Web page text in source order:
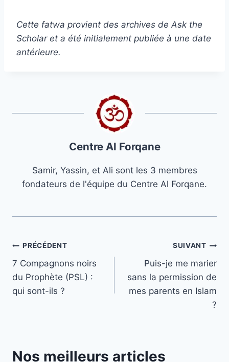
Cette fatwa provient des archives de Ask the
Scholar et a été initialement publiée à une date
antérieure.
Centre Al Forqane
Samir, Yassin, et Ali sont les 3 membres
fondateurs de l'équipe du Centre Al Forqane.
Navigation
de
l’article
PRÉCÉDENT
7 Compagnons noirs
du Prophète (PSL) :
qui sont-ils ?
SUIVANT
Puis-je me marier
sans la permission de
mes parents en Islam
?
Nos meilleurs articles